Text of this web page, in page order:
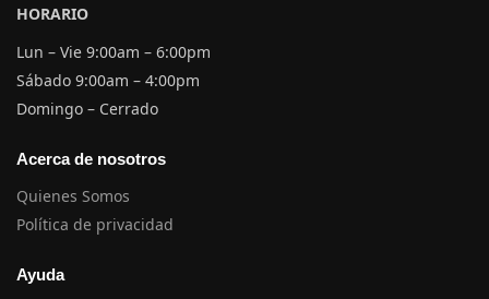
HORARIO
Lun – Vie 9:00am – 6:00pm
Sábado 9:00am – 4:00pm
Domingo – Cerrado
Acerca de nosotros
Quienes Somos
Política de privacidad
Ayuda